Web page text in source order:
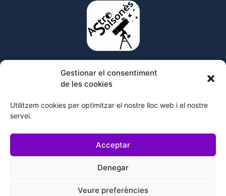
Gestionar el consentiment
de les cookies
Utilitzem cookies per optimitzar el nostre lloc web i el nostre
servei.
Acceptar
Denegar
Veure preferències
© 2023 Cel Obert Planetari mòbil – www.celobert.net –